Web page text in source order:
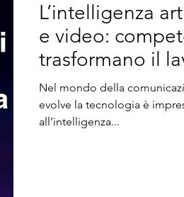
L’intelligenza
e video:
trasformano il
Nel mondo della
evolve la tecnologia è
all’intelligenza...